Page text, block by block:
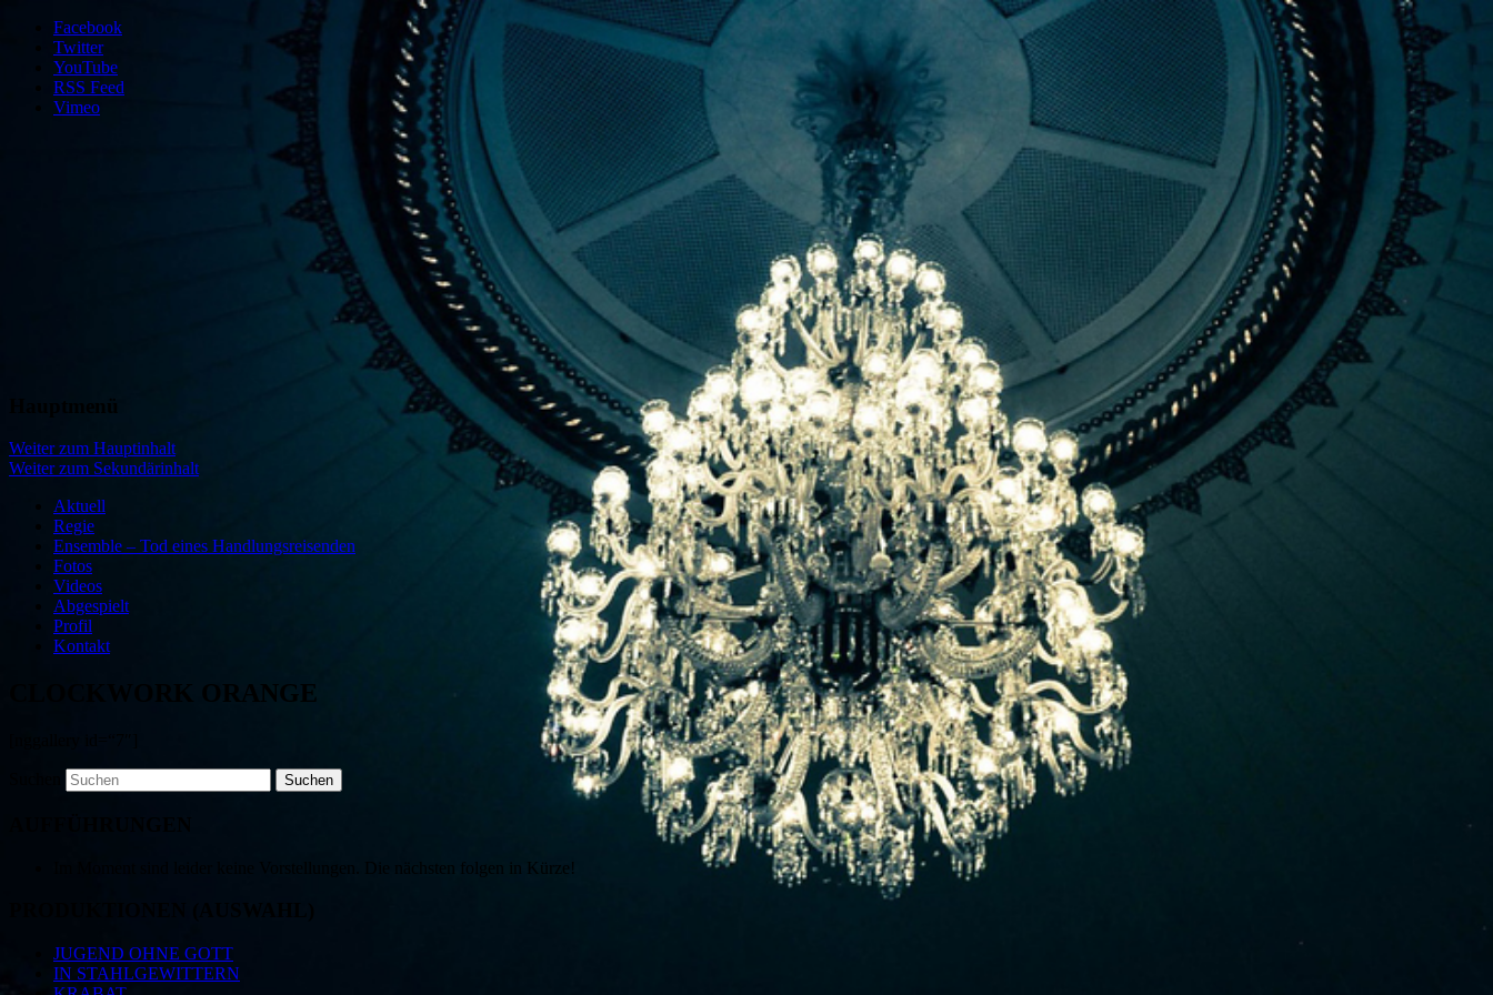
Facebook
Twitter
YouTube
RSS Feed
Vimeo
Theater IMPULS
Freies Theater Ensemble München
Hauptmenü
Weiter zum Hauptinhalt
Weiter zum Sekundärinhalt
Aktuell
Regie
Ensemble – Tod eines Handlungsreisenden
Fotos
Videos
Abgespielt
Profil
Kontakt
CLOCKWORK ORANGE
Im Moment sind leider keine Vorstellungen. Die nächsten folgen in Kürze!
JUGEND OHNE GOTT
IN STAHLGEWITTERN